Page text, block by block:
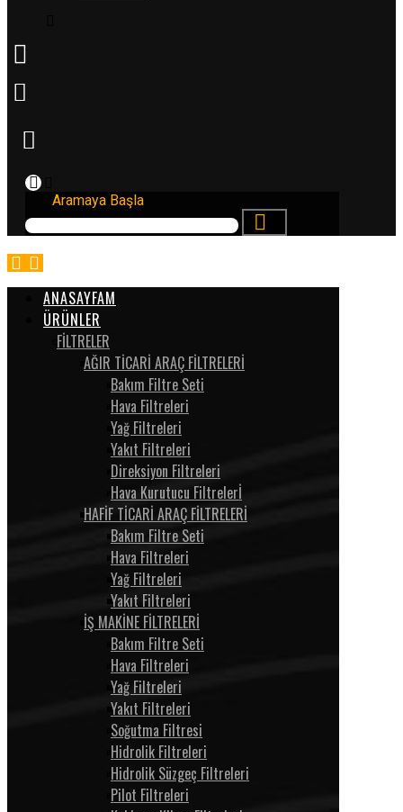
Aramaya Başla
ANASAYFAM
ÜRÜNLER
FİLTRELER
AĞIR TİCARİ ARAÇ FİLTRELERİ
Bakım Filtre Seti
Hava Filtreleri
Yağ Filtreleri
Yakıt Filtreleri
Direksiyon Filtreleri
Hava Kurutucu Filtrelerİ
HAFİF TİCARİ ARAÇ FİLTRELERİ
Bakım Filtre Seti
Hava Filtreleri
Yağ Filtreleri
Yakıt Filtreleri
İŞ MAKİNE FİLTRELERİ
Bakım Filtre Seti
Hava Filtreleri
Yağ Filtreleri
Yakıt Filtreleri
Soğutma Filtresi
Hidrolik Filtreleri
Hidrolik Süzgeç Filtreleri
Pilot Filtreleri